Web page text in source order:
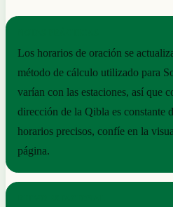
Los horarios de oración se
método de cálculo utilizado para
varían con las estaciones, así que
dirección de la Qibla es constante
horarios precisos, confíe en la
página.